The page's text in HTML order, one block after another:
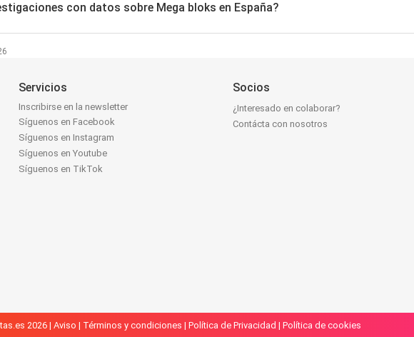
con datos sobre Mega bloks en España?
Servicios
Inscribirse en la newsletter
Síguenos en Facebook
Síguenos en Instagram
Síguenos en Youtube
Síguenos en TikTok
Socios
¿Interesado en colaborar?
Contácta con nosotros
2026 | Aviso | Términos y condiciones | Política de Privacidad | Política de cookies